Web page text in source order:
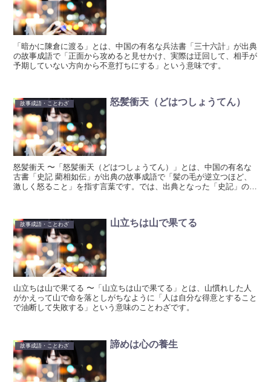
「暗かに陳倉に渡る」とは、中国の有名な兵法書「三十六計」が出典
の故事成語で「正面から攻めると見せかけ、実際は迂回して、相手が
予期していない方向から不意打ちにする」という意味です。
故事成語・ことわざ 怒髪衝天（どはつしょうてん）
怒髪衝天 〜「怒髪衝天（どはつしょうてん）」とは、中国の有名な
古書「史記 藺相如伝」が出典の故事成語で「髪の毛が逆立つほど、
激しく怒ること」を指す言葉です。では、出典となった「史記」の一
故事成語・ことわざ 山立ちは山で果てる
山立ちは山で果てる 〜「山立ちは山で果てる」とは、山慣れした人
がかえって山で命を落としがちなように「人は自分な得意とすること
で油断して失敗する」という意味のことわざです。
故事成語・ことわざ 諦めは心の養生